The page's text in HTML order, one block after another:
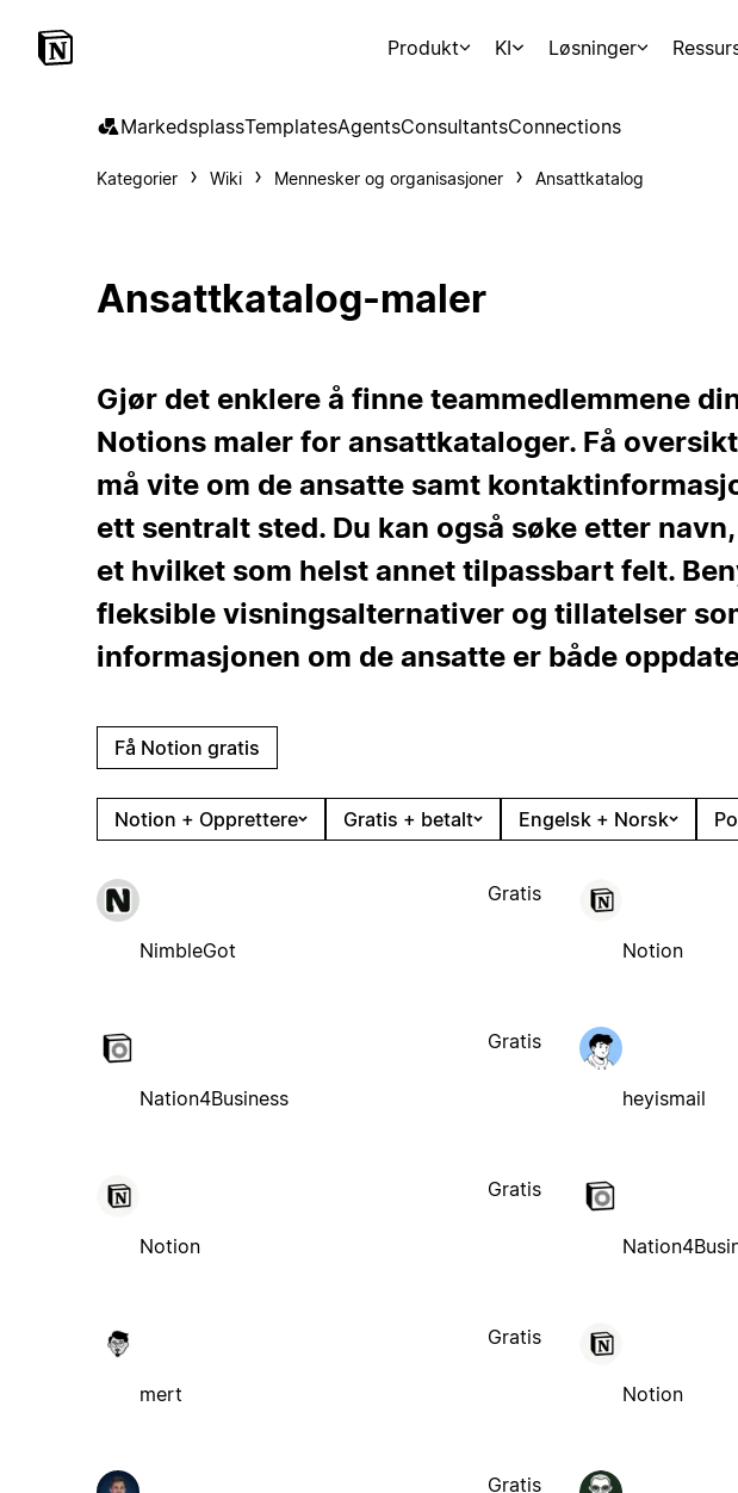
Produkt KI Løsninger
MarkedsplassTemplatesAgentsConsultantsConnections
Kategorier Wiki Mennesker og organisasjoner Ansattkatalog
Ansattkatalog-maler
Gjør det enklere å finne teammedlemmene
Notions maler for ansattkataloger. Få
må vite om de ansatte samt
ett sentralt sted. Du kan også søke etter
et hvilket som helst annet tilpassbart felt.
fleksible visningsalternativer og tillatelser
informasjonen om de ansatte er både
Få Notion gratis
Notion + Opprettere Gratis + betalt Engelsk + Norsk
NimbleGot
Gratis
Notion
Nation4Business
Gratis
heyismail
Notion
Gratis
mert
Gratis
Notion
Gratis